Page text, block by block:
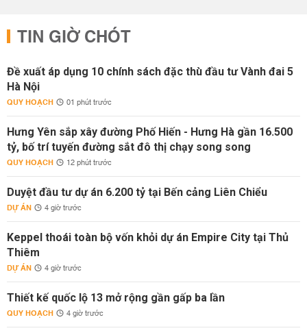
TIN GIỜ CHÓT
Đề xuất áp dụng 10 chính sách đặc thù đầu tư Vành đai 5
Hà Nội
QUY HOẠCH 01 phút trước
Hưng Yên sắp xây đường Phố Hiến - Hưng Hà gần 16.500
tỷ, bố trí tuyến đường sắt đô thị chạy song song
QUY HOẠCH 12 phút trước
Duyệt đầu tư dự án 6.200 tỷ tại Bến cảng Liên Chiểu
DỰ ÁN 4 giờ trước
Keppel thoái toàn bộ vốn khỏi dự án Empire City tại Thủ
Thiêm
DỰ ÁN 4 giờ trước
Thiết kế quốc lộ 13 mở rộng gần gấp ba lần
QUY HOẠCH 4 giờ trước